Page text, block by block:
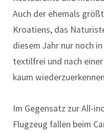
Auch der ehemals
Kroatiens, das
diesem Jahr nur noch
textilfrei und nach
kaum
Im Gegensatz zur All-
Flugzeug fallen beim